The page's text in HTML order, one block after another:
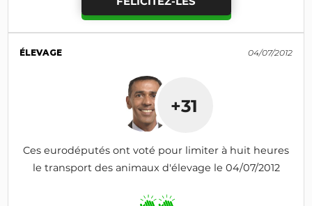
ÉLEVAGE 04/07/2012
+31
Ces eurodéputés ont voté pour limiter à huit heures
le transport des animaux d'élevage le 04/07/2012